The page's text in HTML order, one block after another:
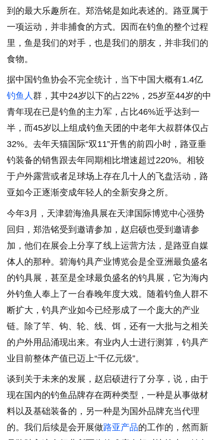
到的最大乐趣所在。郑浩铭是如此表述的。路亚属于
一项运动，并非捕食的方式。因而在钓鱼的整个过程
里，鱼是我们的对手，也是我们的朋友，并非我们的
食物。
据中国钓鱼协会不完全统计，当下中国大概有1.4亿
钓鱼人群，其中24岁以下的占22%，25岁至44岁的中
青年现在已是钓鱼的主力军，占比46%近乎达到一
半，而45岁以上组成钓鱼天团的中老年大叔群体仅占
32%。去年天猫国际“双11”开售的前四小时，路亚垂
钓装备的销售跟去年同期相比增速超过220%。相较
于户外露营或者足球场上存在几十人的飞盘活动，路
亚如今正逐渐变成年轻人的全新安身之所。
今年3月，天津碧海渔具展在天津国际博览中心强势
回归，郑浩铭受到邀请参加，赵启硕也受到邀请参
加，他们在展会上分享了线上运营方法，是路亚自媒
体人的那种。碧海钓具产业博览会是全亚洲最负盛名
的钓具展，甚至是全球最负盛名的钓具展，它为海内
外钓鱼人奉上了一台春晚年度大戏。随着钓鱼人群不
断扩大，钓具产业如今已经形成了一个庞大的产业
链。除了竿、钩、轮、线、饵，还有一大批与之相关
的户外用品涌现出来。有业内人士进行测算，钓具产
业目前整体产值已迈上“千亿元级”。
谈到关于未来的发展，赵启硕进行了分享，说，由于
现在国内的钓鱼品牌存在两种类型，一种是从事做材
料以及基础装备的，另一种是为国外品牌充当代理
的。我们后续是会开展做路亚产品的工作的，然而新